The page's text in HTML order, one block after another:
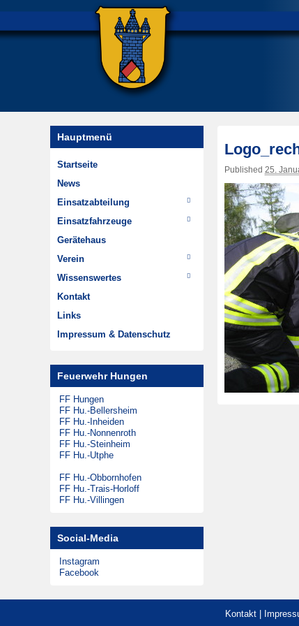
Published 25.
Hauptmenü
Startseite
News
Einsatzabteilung
Einsätze
Wehrführung
Im Wandel der Zeit
Highlights
Dienstplan
Einsatzfahrzeuge
TSF-W
MTW
Gerätehaus
Verein
Chronik
Jugendfeuerwehr
Minifeuerwehr
Musikzug
Steinheimer Tag
Förderkreis
Wissenswertes
Hydrantenpläne erstellen
Über Steinheim
Zeitungsarchiv
Kontakt
Links
Impressum & Datenschutz
Feuerwehr Hungen
FF Hungen
FF Hu.-Bellersheim
FF Hu.-Inheiden
FF Hu.-Nonnenroth
FF Hu.-Steinheim
FF Hu.-Utphe
FF Hu.-Obbornhofen
FF Hu.-Trais-Horloff
FF Hu.-Villingen
Social-Media
Instagram
Facebook
Kontakt|